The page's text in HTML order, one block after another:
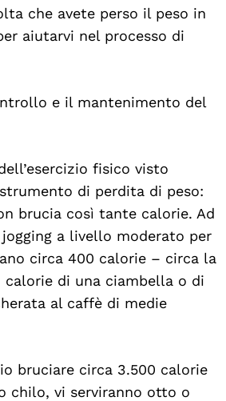
che avete perso il peso in
aiutarvi nel processo di
e il mantenimento del
fisico visto
di perdita di peso:
brucia così tante calorie. Ad
a livello moderato per
circa 400 calorie – circa la
di una ciambella o di
al caffè di medie
bruciare circa 3.500 calorie
chilo, vi serviranno otto o